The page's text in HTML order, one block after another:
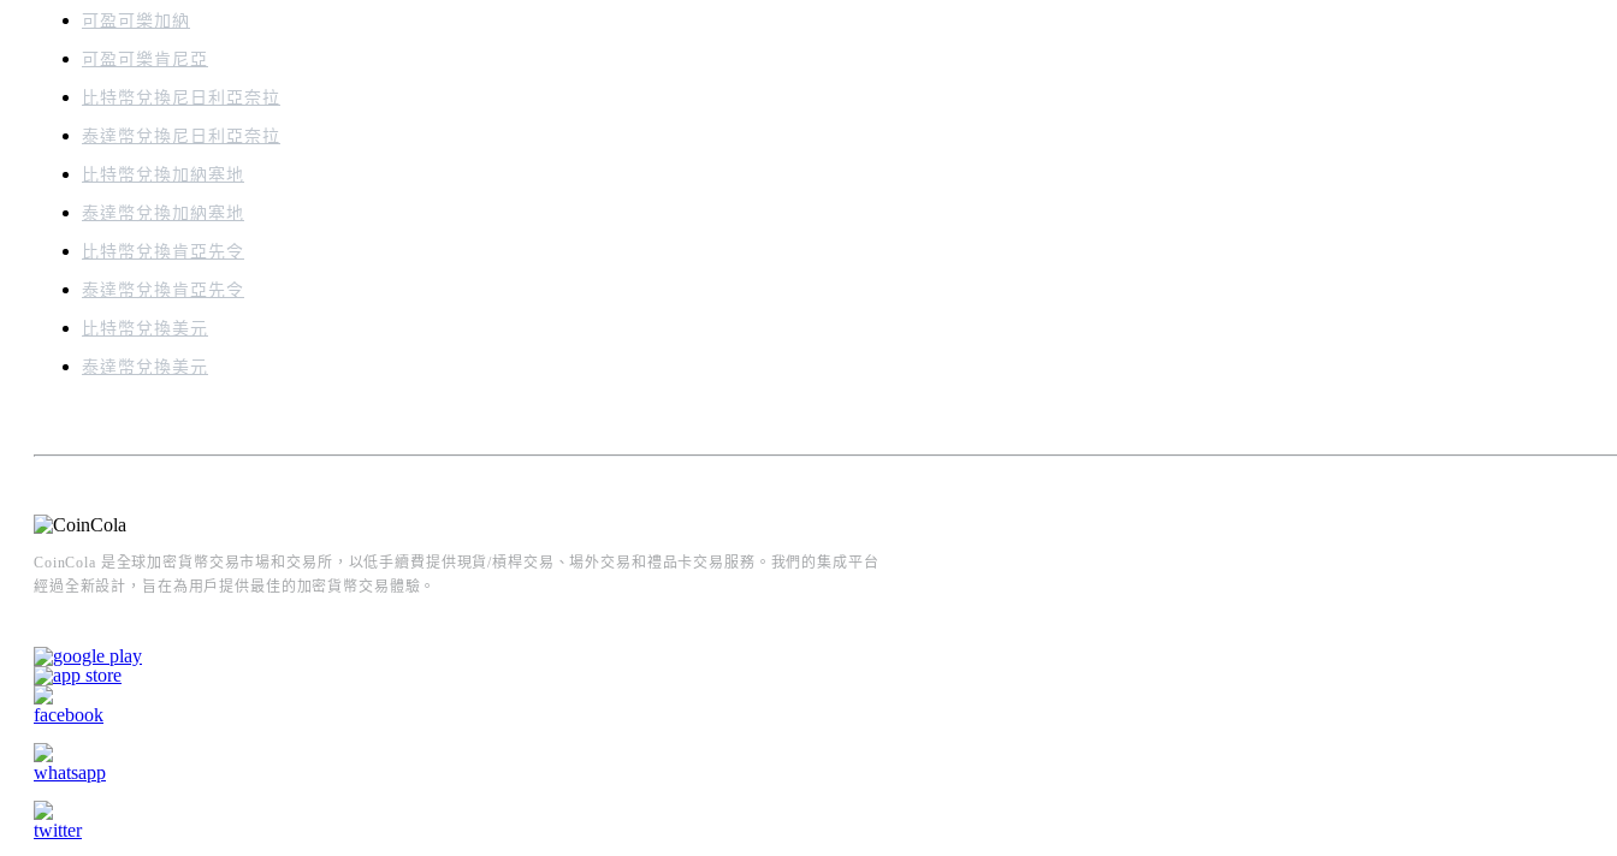
可盈可樂加納
可盈可樂肯尼亞
比特幣兌換尼日利亞奈拉
泰達幣兌換尼日利亞奈拉
比特幣兌換加納塞地
泰達幣兌換加納塞地
比特幣兌換肯亞先令
泰達幣兌換肯亞先令
比特幣兌換美元
泰達幣兌換美元
CoinCola 是全球加密貨幣交易市場和交易所，以低手續費提供現貨/槓桿交易、場外交易和禮品卡交易服務。我們的集成平台
經過全新設計，旨在為用戶提供最佳的加密貨幣交易體驗。